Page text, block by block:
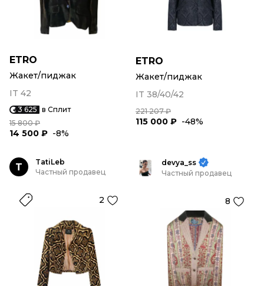
ETRO
Жакет/пиджак
IT 42
3 625 в Сплит
15 800 ₽
14 500 ₽ -8%
ETRO
Жакет/пиджак
IT 38/40/42
221 207 ₽
115 000 ₽ -48%
T
TatiLeb
Частный продавец
2
devya_ss
Частный продавец
8